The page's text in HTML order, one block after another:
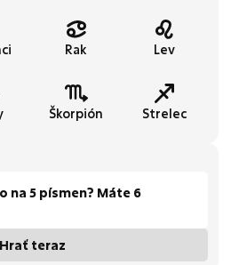
Rak Lev
Škorpión Strelec
na 5 písmen? Máte 6
Hrať teraz